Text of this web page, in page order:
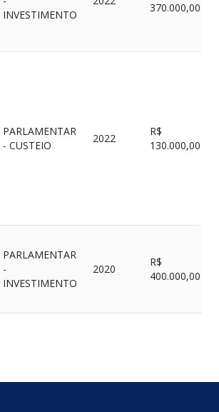
INVESTIMENTO
370.000,00
PARLAMENTAR
- CUSTEIO
2022
R$
130.000,00
PARLAMENTAR
-
INVESTIMENTO
2020
R$
400.000,00